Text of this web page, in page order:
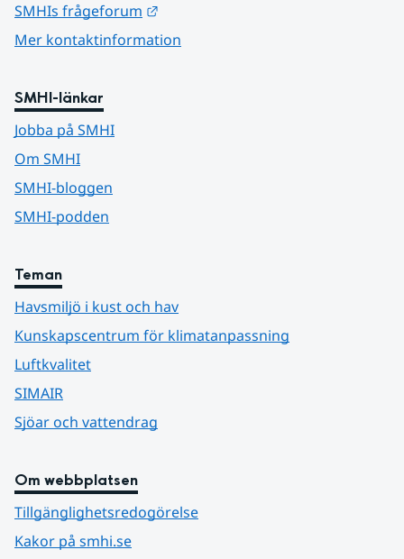
SMHIs frågeforum
Mer kontaktinformation
SMHI-länkar
Jobba på SMHI
Om SMHI
SMHI-bloggen
SMHI-podden
Teman
Havsmiljö i kust och hav
Kunskapscentrum för klimatanpassning
Luftkvalitet
SIMAIR
Sjöar och vattendrag
Om webbplatsen
Tillgänglighetsredogörelse
Kakor på smhi.se